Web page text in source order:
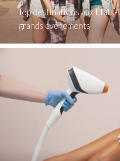
Top destinations aux
grands événements